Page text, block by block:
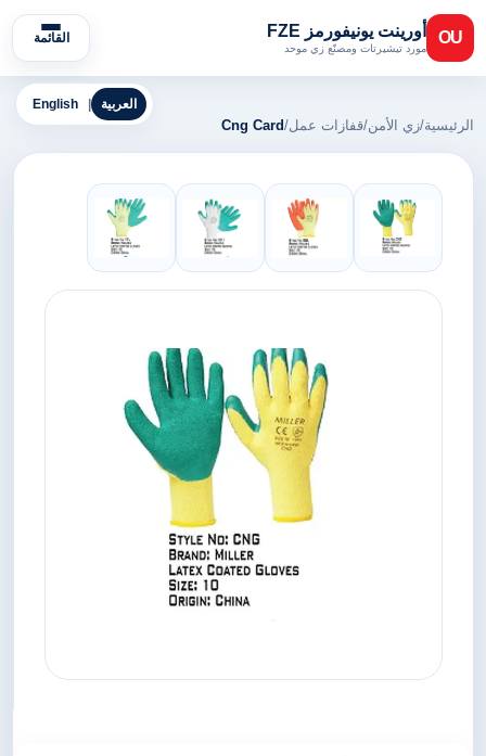
OU أورينت يونيفورمز FZE
مورد تيشيرتات ومصنّع زي موحد
القائمة
English العربية
الرئيسية/زي الأمن/قفازات عمل/
Cng Card